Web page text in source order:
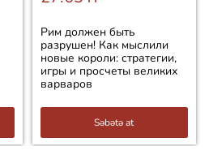
Рим должен быть
разрушен! Как мыслили
новые короли: стратегии,
игры и просчеты великих
варваров
Səbətə at